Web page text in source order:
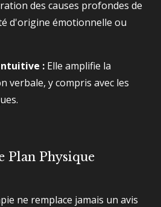
des causes profondes de
d'origine émotionnelle ou
: Elle amplifie la
verbale, y compris avec les
Plan Physique
ne remplace jamais un avis